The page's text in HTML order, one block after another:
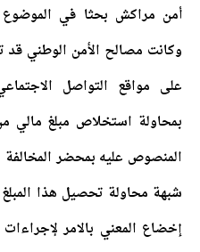
وكانت مصالح الأمن الوطني
على مواقع التواصل
بمحاولة استخلاص مبلغ مالي
المنصوص عليه بمحضر المخالفة
شبهة محاولة تحصيل هذا
إخضاع المعني بالامر